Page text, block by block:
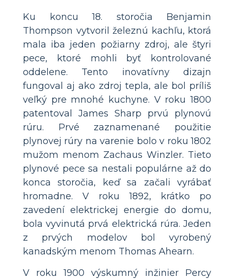
Ku koncu 18. storočia Benjamin
Thompson vytvoril železnú kachľu, ktorá
mala iba jeden požiarny zdroj, ale štyri
pece, ktoré mohli byť kontrolované
oddelene. Tento inovatívny dizajn
fungoval aj ako zdroj tepla, ale bol príliš
veľký pre mnohé kuchyne. V roku 1800
patentoval James Sharp prvú plynovú
rúru. Prvé zaznamenané použitie
plynovej rúry na varenie bolo v roku 1802
mužom menom Zachaus Winzler. Tieto
plynové pece sa nestali populárne až do
konca storočia, keď sa začali vyrábať
hromadne. V roku 1892, krátko po
zavedení elektrickej energie do domu,
bola vyvinutá prvá elektrická rúra. Jeden
z prvých modelov bol vyrobený
kanadským menom Thomas Ahearn.
V roku 1900 výskumný inžinier Percy